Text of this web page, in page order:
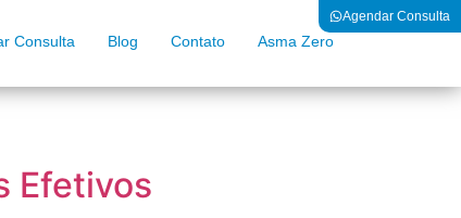
Consulta Blog Contato Asma Zero
Agendar Consulta
Efetivos